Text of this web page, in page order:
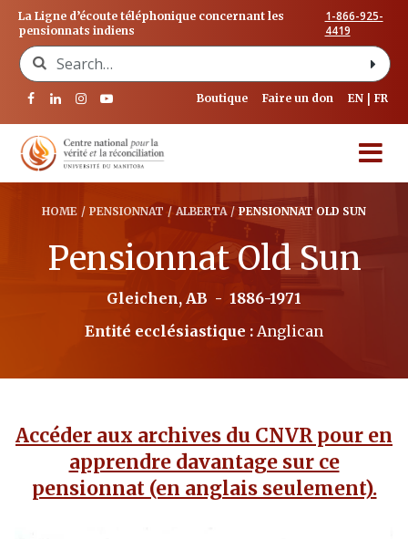
La Ligne d’écoute téléphonique concernant les
pensionnats indiens
1-866-925-
4419
Search for:
Boutique Faire un don EN FR
HOME / PENSIONNAT / ALBERTA / PENSIONNAT OLD SUN
Pensionnat Old Sun
Gleichen, AB - 1886-1971
Entité ecclésiastique : Anglican
Accéder aux archives du CNVR pour en
apprendre davantage sur ce
pensionnat (en anglais seulement).